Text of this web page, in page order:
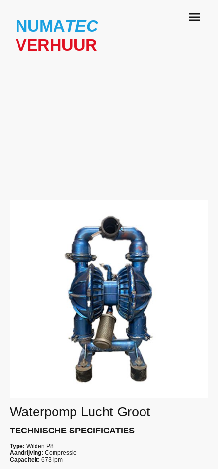
NUMATEC
VERHUUR
Waterpomp Lucht Groot
TECHNISCHE SPECIFICATIES
Type: Wilden P8
Aandrijving: Compressie
Capaciteit: 673 lpm